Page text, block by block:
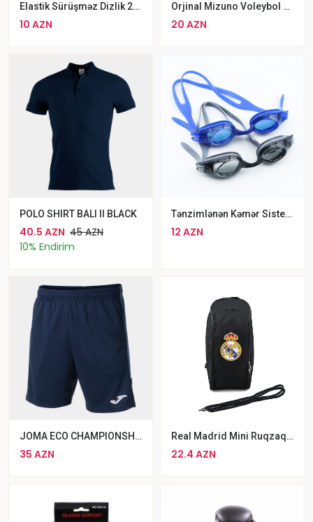
Elastik Sürüşməz Dizlik 2PCS Mavi
10 AZN
Orjinal Mizuno Voleybol Dizliyi
20 AZN
POLO SHIRT BALI II BLACK
40.5 AZN 45 AZN
10% Endirim
Tənzimlənən Kəmər Sisteminə Malik Mavi Rengli Altis Üzgüçülük Eynəyi
12 AZN
JOMA ECO CHAMPIONSHIP BERMUDA NAVY BLUE
35 AZN
Real Madrid Mini Ruqzaq Bel Çantası Qara
22.4 AZN